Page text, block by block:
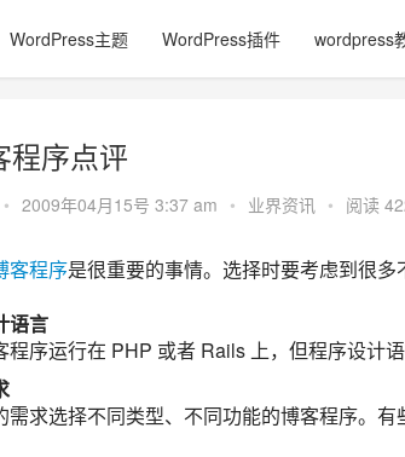
WordPress主题 WordPress插件 wordpress
程序点评
• 2009年04月15号 3:37 am • 业界资讯 • 阅读
客程序是很重要的事情。选择时要考虑到很多
语言
程序运行在 PHP 或者 Rails 上，但程序设计
需求选择不同类型、不同功能的博客程序。